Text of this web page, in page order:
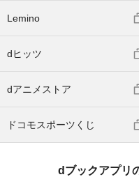
Lemino
dヒッツ
dアニメストア
ドコモスポーツくじ
dブックアプリ